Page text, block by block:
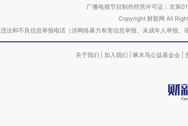
广播电视节目制作经营许可证：京第
Copyright 财新网 All
违法和不良信息举报电话（涉网络暴力有害信息举报、未成年人举
关于我们 加入我们 啄木鸟公益基金会